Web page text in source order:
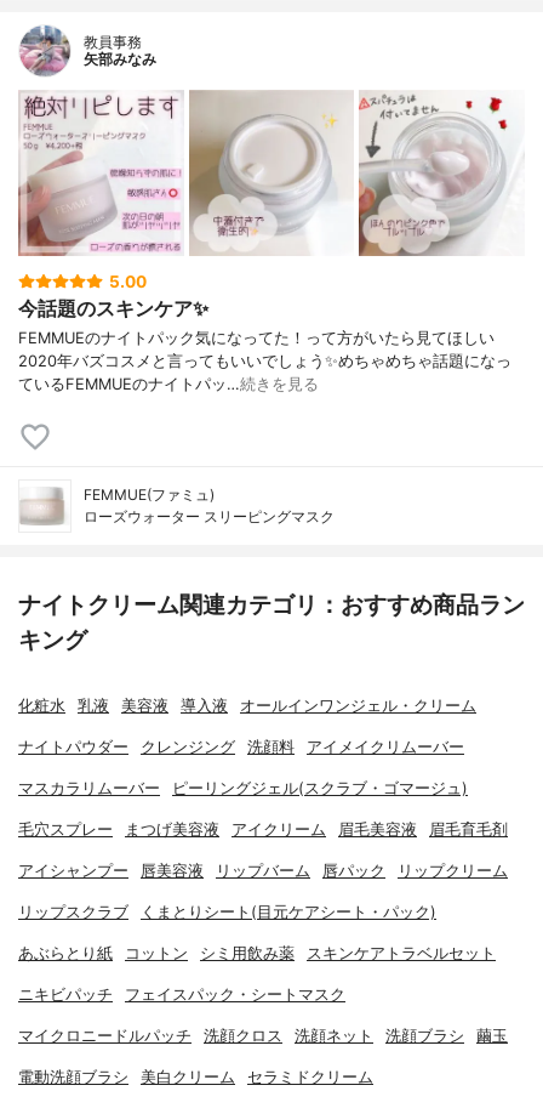
教員事務
矢部みなみ
5.00
今話題のスキンケア✨
FEMMUEのナイトパック気になってた！って方がいたら見てほしい
2020年バズコスメと言ってもいいでしょう✨めちゃめちゃ話題になっ
ているFEMMUEのナイトパッ…続きを見る
FEMMUE(ファミュ)
ローズウォーター スリーピングマスク
ナイトクリーム関連カテゴリ：おすすめ商品ラン
キング
化粧水 乳液 美容液 導入液 オールインワンジェル・クリーム
ナイトパウダー クレンジング 洗顔料 アイメイクリムーバー
マスカラリムーバー ピーリングジェル(スクラブ・ゴマージュ)
毛穴スプレー まつげ美容液 アイクリーム 眉毛美容液 眉毛育毛剤
アイシャンプー 唇美容液 リップバーム 唇パック リップクリーム
リップスクラブ くまとりシート(目元ケアシート・パック)
あぶらとり紙 コットン シミ用飲み薬 スキンケアトラベルセット
ニキビパッチ フェイスパック・シートマスク
マイクロニードルパッチ 洗顔クロス 洗顔ネット 洗顔ブラシ 繭玉
電動洗顔ブラシ 美白クリーム セラミドクリーム